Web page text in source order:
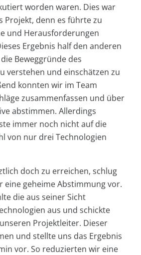
worden waren. Dies war
Projekt, denn es führte zu
und Herausforderungen
Ergebnis half den anderen
Beweggründe des
verstehen und einschätzen zu
konnten wir im Team
zusammenfassen und über
abstimmen. Allerdings
immer noch nicht auf die
von nur drei Technologien
doch zu erreichen, schlug
eine geheime Abstimmung vor.
die aus seiner Sicht
aus und schickte
Projektleiter. Dieser
und stellte uns das Ergebnis
vor. So reduzierten wir eine